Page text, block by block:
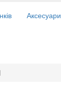
Аксесуари